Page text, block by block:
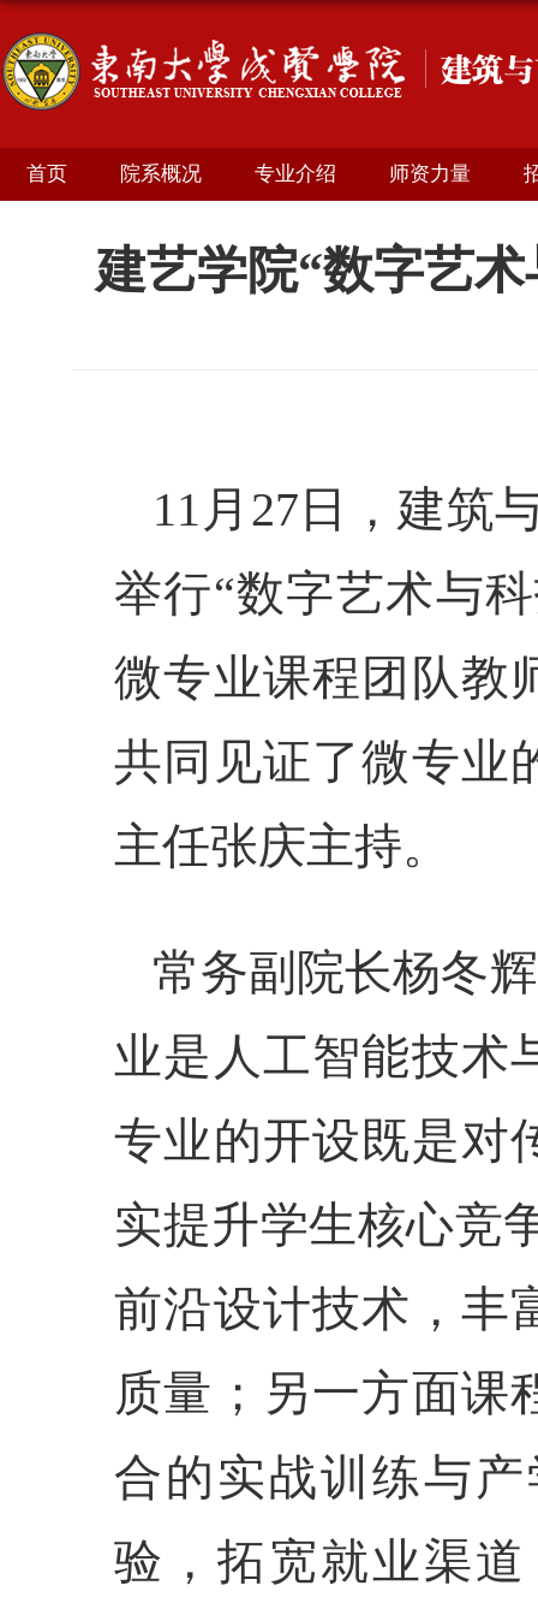
首页 院系概况 专业介绍 师资力量
建艺学院“数字艺
11月27日，建筑
举行“数字艺术与
微专业课程团队教
共同见证了微专业
主任张庆主持。
常务副院长杨冬辉
业是人工智能技术
专业的开设既是对
实提升学生核心竞
前沿设计技术，丰
质量；另一方面课
合的实战训练与
验，拓宽就业渠